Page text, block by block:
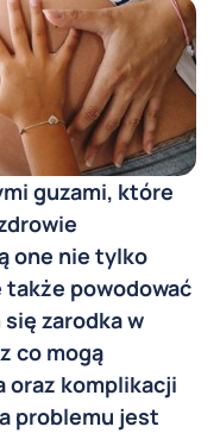
guzami, które
one nie tylko
także powodować
zarodka w
co mogą
oraz komplikacji
problemu jest